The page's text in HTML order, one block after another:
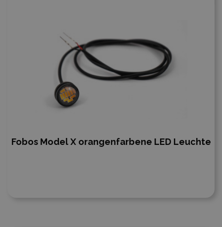
Fobos Model X orangenfarbene LED Leuchte